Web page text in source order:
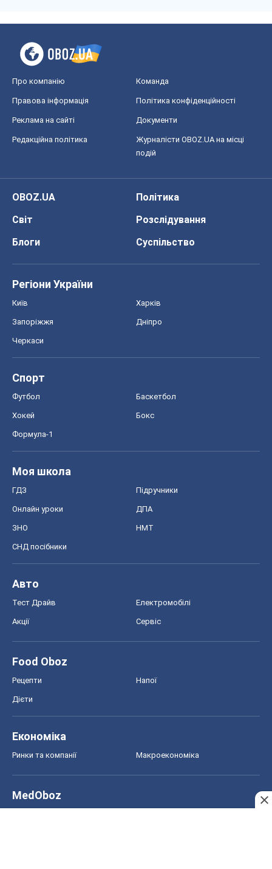
Про компанію Команда
Правова інформація Політика конфіденційності
Реклама на сайті Документи
Редакційна політика
Журналісти OBOZ.UA на місці
подій
OBOZ.UA
Політика
Світ
Розслідування
Блоги
Суспільство
Регіони України
Київ Харків
Запоріжжя Дніпро
Черкаси
Спорт
Футбол Баскетбол
Хокей Бокс
Формула-1
Моя школа
ГДЗ Підручники
Онлайн уроки ДПА
ЗНО НМТ
СНД посібники
Авто
Тест Драйв Електромобілі
Акції Сервіс
Food Oboz
Рецепти Напої
Дієти
Економіка
Ринки та компанії Макроекономіка
MedOboz